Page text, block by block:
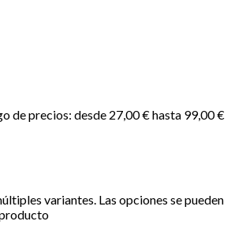
de precios: desde 27,00 € hasta 99,00 €
variantes. Las opciones se pueden